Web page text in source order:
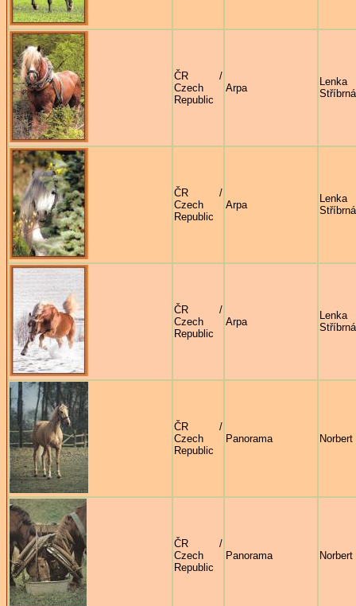
ČR /
Czech
Republic
Arpa
Lenka
Stříbrná
ČR /
Czech
Republic
Arpa
Lenka
Stříbrná
ČR /
Czech
Republic
Arpa
Lenka
Stříbrná
ČR /
Czech
Republic
Panorama
ČR /
Czech
Republic
Panorama